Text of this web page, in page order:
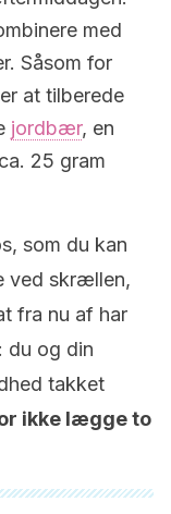
med
Såsom for
at tilberede
jordbær, en
25 gram
som du kan
ved skrællen,
fra nu af har
du og din
takket
ikke lægge to